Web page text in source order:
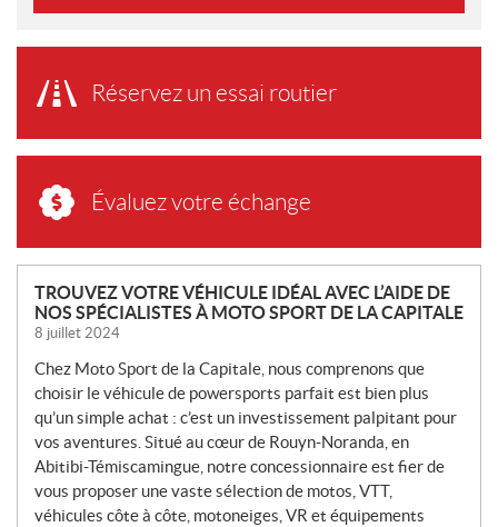
Réservez un essai routier
Évaluez votre échange
N
O
U
V
E
L
L
E
S
TROUVEZ VOTRE VÉHICULE IDÉAL AVEC L’AIDE DE
NOS SPÉCIALISTES À MOTO SPORT DE LA CAPITALE
8 juillet 2024
Chez Moto Sport de la Capitale, nous comprenons que
choisir le véhicule de powersports parfait est bien plus
qu’un simple achat : c’est un investissement palpitant pour
vos aventures. Situé au cœur de Rouyn-Noranda, en
Abitibi-Témiscamingue, notre concessionnaire est fier de
vous proposer une vaste sélection de motos, VTT,
véhicules côte à côte, motoneiges, VR et équipements